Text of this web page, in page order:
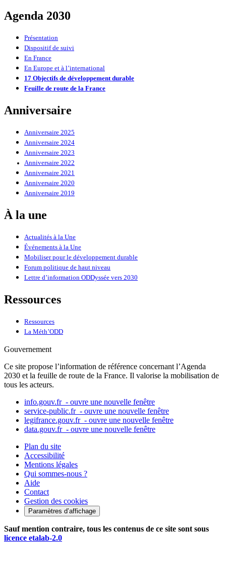
Agenda 2030
Présentation
Dispositif de suivi
En France
En Europe et à l’international
17 Objectifs de développement durable
Feuille de route de la France
Anniversaire
Anniversaire 2025
Anniversaire 2024
Anniversaire 2023
Anniversaire 2022
Anniversaire 2021
Anniversaire 2020
Anniversaire 2019
À la une
Actualités à la Une
Événements à la Une
Mobiliser pour le développement durable
Forum politique de haut niveau
Lettre d’information ODDyssée vers 2030
Ressources
Ressources
La Méth’ODD
Gouvernement
Ce site propose l’information de référence concernant l’Agenda
2030 et la feuille de route de la France. Il valorise la mobilisation de
tous les acteurs.
info.gouv.fr - ouvre une nouvelle fenêtre
service-public.fr - ouvre une nouvelle fenêtre
legifrance.gouv.fr - ouvre une nouvelle fenêtre
data.gouv.fr - ouvre une nouvelle fenêtre
Plan du site
Accessibilité
Mentions légales
Qui sommes-nous ?
Aide
Contact
Gestion des cookies
Paramètres d’affichage
Sauf mention contraire, tous les contenus de ce site sont sous
licence etalab-2.0